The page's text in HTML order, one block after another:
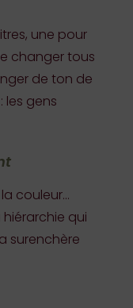
une pour
changer tous
de ton de
les gens
la couleur…
hiérarchie qui
surenchère